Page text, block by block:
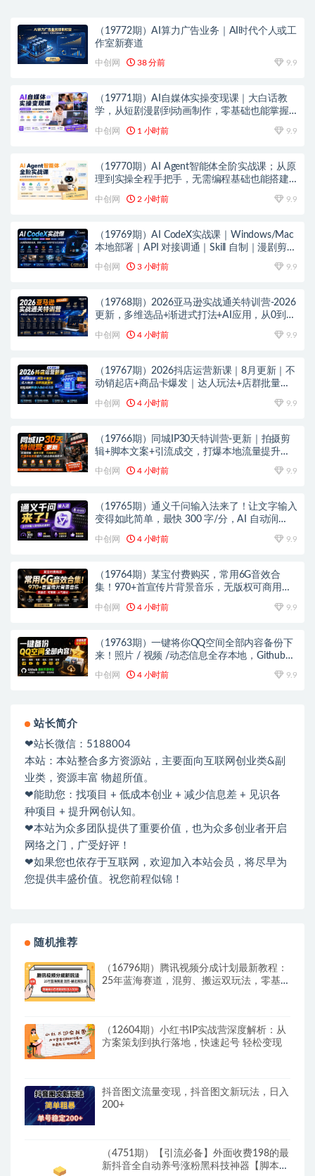
（19772期）AI算力广告业务｜AI时代个人或工
作室新赛道
中创网 38 分前 9.9
（19771期）AI自媒体实操变现课｜大白话教
学，从短剧漫剧到动画制作，零基础也能掌握
中创网 1 小时前 9.9
（19770期）AI Agent智能体全阶实战课；从原
理到实操全程手把手，无需编程基础也能搭建
中创网 2 小时前 9.9
（19769期）AI CodeX实战课｜Windows/Mac
本地部署｜API 对接调通｜Skill 自制｜漫剧剪辑
中创网 3 小时前 9.9
（19768期）2026亚马逊实战通关特训营-2026
更新，多维选品+渐进式打法+AI应用，从0到1
中创网 4 小时前 9.9
（19767期）2026抖店运营新课｜8月更新｜不
动销起店+商品卡爆发｜达人玩法+店群批量复
中创网 4 小时前 9.9
（19766期）同城IP30天特训营-更新｜拍摄剪
辑+脚本文案+引流成交，打爆本地流量提升门
中创网 4 小时前 9.9
（19765期）通义千问输入法来了！让文字输入
变得如此简单，最快 300 字/分，AI 自动润
中创网 4 小时前 9.9
（19764期）某宝付费购买，常用6G音效合
集！970+首宣传片背景音乐，无版权可商用大
中创网 4 小时前 9.9
（19763期）一键将你QQ空间全部内容备份下
来！照片 / 视频 /动态信息全存本地，Github最
中创网 4 小时前 9.9
站长简介
❤站长微信：5188004
本站：本站整合多方资源站，主要面向互联网创业类&副
业类，资源丰富 物超所值。
❤能助您：找项目 + 低成本创业 + 减少信息差 + 见识各
种项目 + 提升网创认知。
❤本站为众多团队提供了重要价值，也为众多创业者开启
网络之门，广受好评！
❤如果您也依存于互联网，欢迎加入本站会员，将尽早为
您提供丰盛价值。祝您前程似锦！
随机推荐
（16796期）腾讯视频分成计划最新教程：
25年蓝海赛道，混剪、搬运双玩法，零基础
（12604期）小红书IP实战营深度解析：从
方案策划到执行落地，快速起号 轻松变现
抖音图文流量变现，抖音图文新玩法，日入
200+
（4751期）【引流必备】外面收费198的最
新抖音全自动养号涨粉黑科技神器【脚本